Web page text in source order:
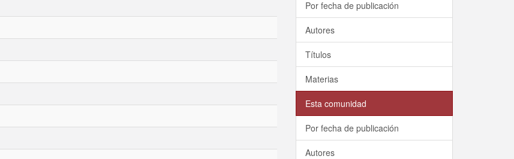
Por fecha de publicación
Autores
Títulos
Materias
Esta comunidad
Por fecha de publicación
Autores